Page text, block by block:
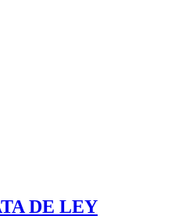
DE LEY